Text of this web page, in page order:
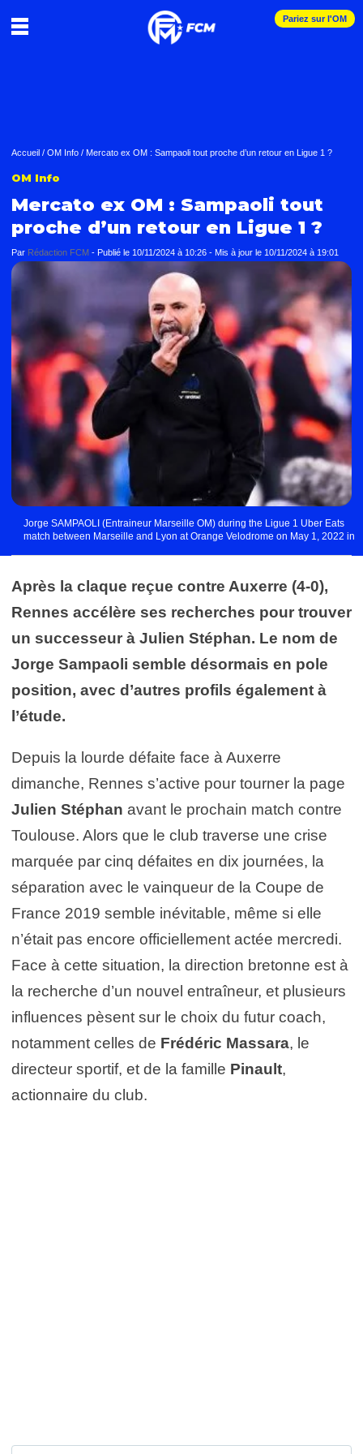
Pariez sur l'OM
Accueil / OM Info / Mercato ex OM : Sampaoli tout proche d’un retour en Ligue 1 ?
OM Info
Mercato ex OM : Sampaoli tout
proche d’un retour en Ligue 1 ?
Par Rédaction FCM - Publié le 10/11/2024 à 10:26 - Mis à jour le 10/11/2024 à 19:01
Jorge SAMPAOLI (Entraineur Marseille OM) during the Ligue 1 Uber Eats
match between Marseille and Lyon at Orange Velodrome on May 1, 2022 in
Après la claque reçue contre Auxerre (4-0),
Rennes accélère ses recherches pour trouver
un successeur à Julien Stéphan. Le nom de
Jorge Sampaoli semble désormais en pole
position, avec d’autres profils également à
l’étude.
Depuis la lourde défaite face à Auxerre
dimanche, Rennes s’active pour tourner la page
Julien Stéphan avant le prochain match contre
Toulouse. Alors que le club traverse une crise
marquée par cinq défaites en dix journées, la
séparation avec le vainqueur de la Coupe de
France 2019 semble inévitable, même si elle
n’était pas encore officiellement actée mercredi.
Face à cette situation, la direction bretonne est à
la recherche d’un nouvel entraîneur, et plusieurs
influences pèsent sur le choix du futur coach,
notamment celles de Frédéric Massara, le
directeur sportif, et de la famille Pinault,
actionnaire du club.